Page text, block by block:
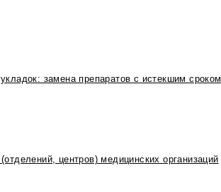
замена препаратов с истекшим сроком
центров) медицинских организаций